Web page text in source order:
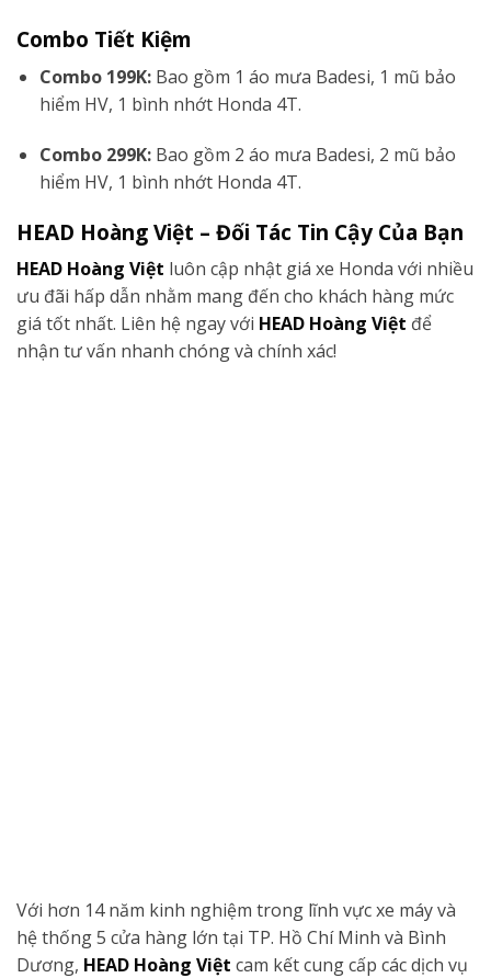
Combo Tiết Kiệm
Combo 199K: Bao gồm 1 áo mưa Badesi, 1 mũ bảo
hiểm HV, 1 bình nhớt Honda 4T.
Combo 299K: Bao gồm 2 áo mưa Badesi, 2 mũ bảo
hiểm HV, 1 bình nhớt Honda 4T.
HEAD Hoàng Việt – Đối Tác Tin Cậy Của Bạn
HEAD Hoàng Việt luôn cập nhật giá xe Honda với nhiều
ưu đãi hấp dẫn nhằm mang đến cho khách hàng mức
giá tốt nhất. Liên hệ ngay với HEAD Hoàng Việt để
nhận tư vấn nhanh chóng và chính xác!
Với hơn 14 năm kinh nghiệm trong lĩnh vực xe máy và
hệ thống 5 cửa hàng lớn tại TP. Hồ Chí Minh và Bình
Dương, HEAD Hoàng Việt cam kết cung cấp các dịch vụ